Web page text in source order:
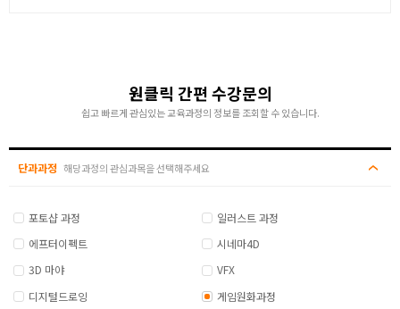
원클릭 간편 수강문의
쉽고 빠르게 관심있는 교육과정의 정보를 조회할 수 있습니다.
단과과정 해당과정의 관심과목을 선택해주세요
포토샵 과정
일러스트 과정
에프터이펙트
시네마4D
3D 마야
VFX
디지털드로잉
게임원화과정